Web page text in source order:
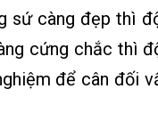
sứ càng đẹp thì
cứng chắc thì
để cân đối